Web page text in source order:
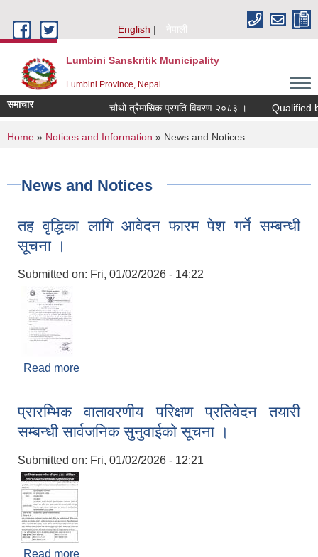
English
नेपाली
Lumbini Sanskritik Municipality
Lumbini Province, Nepal
समाचार चौथो त्रैमासिक प्रगति विवरण २०८३ । Qualified
You are here
Home » Notices and Information » News and Notices
News and Notices
तह वृद्धिका लागि आवेदन फारम पेश गर्ने सम्बन्धी
सूचना ।
Submitted on: Fri, 01/02/2026 - 14:22
Read more
प्रारम्भिक वातावरणीय परिक्षण प्रतिवेदन तयारी
सम्बन्धी सार्वजनिक सुनुवाईको सूचना ।
Submitted on: Fri, 01/02/2026 - 12:21
Read more